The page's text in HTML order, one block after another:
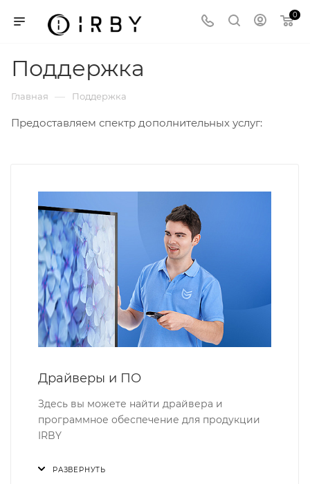
0
Поддержка
Главная — Поддержка
Предоставляем спектр дополнительных услуг:
Драйверы и ПО
Здесь вы можете найти драйвера и
программное обеспечение для продукции
IRBY
РАЗВЕРНУТЬ